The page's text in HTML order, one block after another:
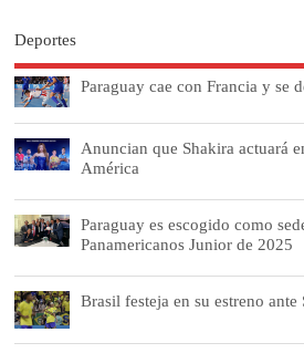
Deportes
Paraguay cae con Francia y se
Anuncian que Shakira actuará
América
Paraguay es escogido como
Panamericanos Junior de 2025
Brasil festeja en su estreno ante